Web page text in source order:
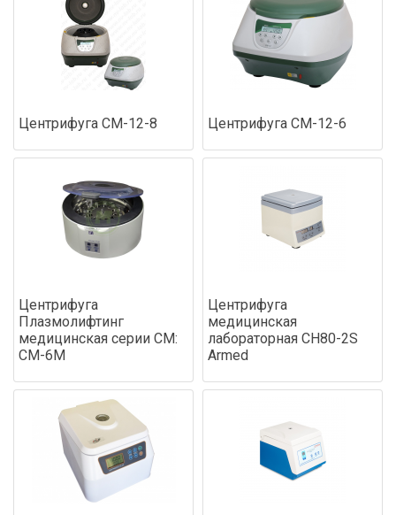
Центрифуга СМ-12-8 Центрифуга СМ-12-6
Центрифуга
Плазмолифтинг
медицинская серии СМ:
СМ-6М
Центрифуга
медицинская
лабораторная CH80-2S
Armed